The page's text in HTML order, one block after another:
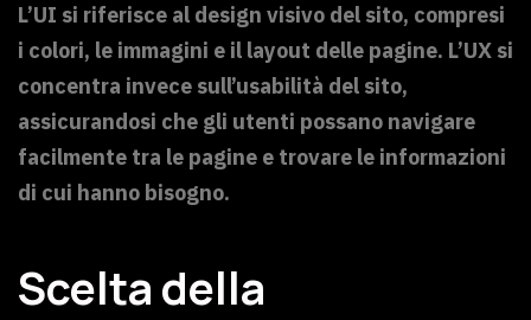
L’UI si riferisce al design visivo del sito, compresi
i colori, le immagini e il layout delle pagine. L’UX si
concentra invece sull’usabilità del sito,
assicurandosi che gli utenti possano navigare
facilmente tra le pagine e trovare le informazioni
di cui hanno bisogno.
Scelta della